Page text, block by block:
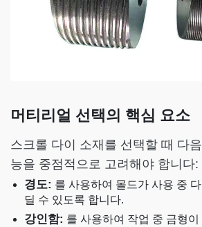
머티리얼 선택의 핵심 요소
스크롤 다이 소재를 선택할 때 다
능을 중점적으로 고려해야 합니다:
경도: 를 사용하여 몰드가 사용 중
딜 수 있도록 합니다.
강인함: 를 사용하여 작업 중 금형이